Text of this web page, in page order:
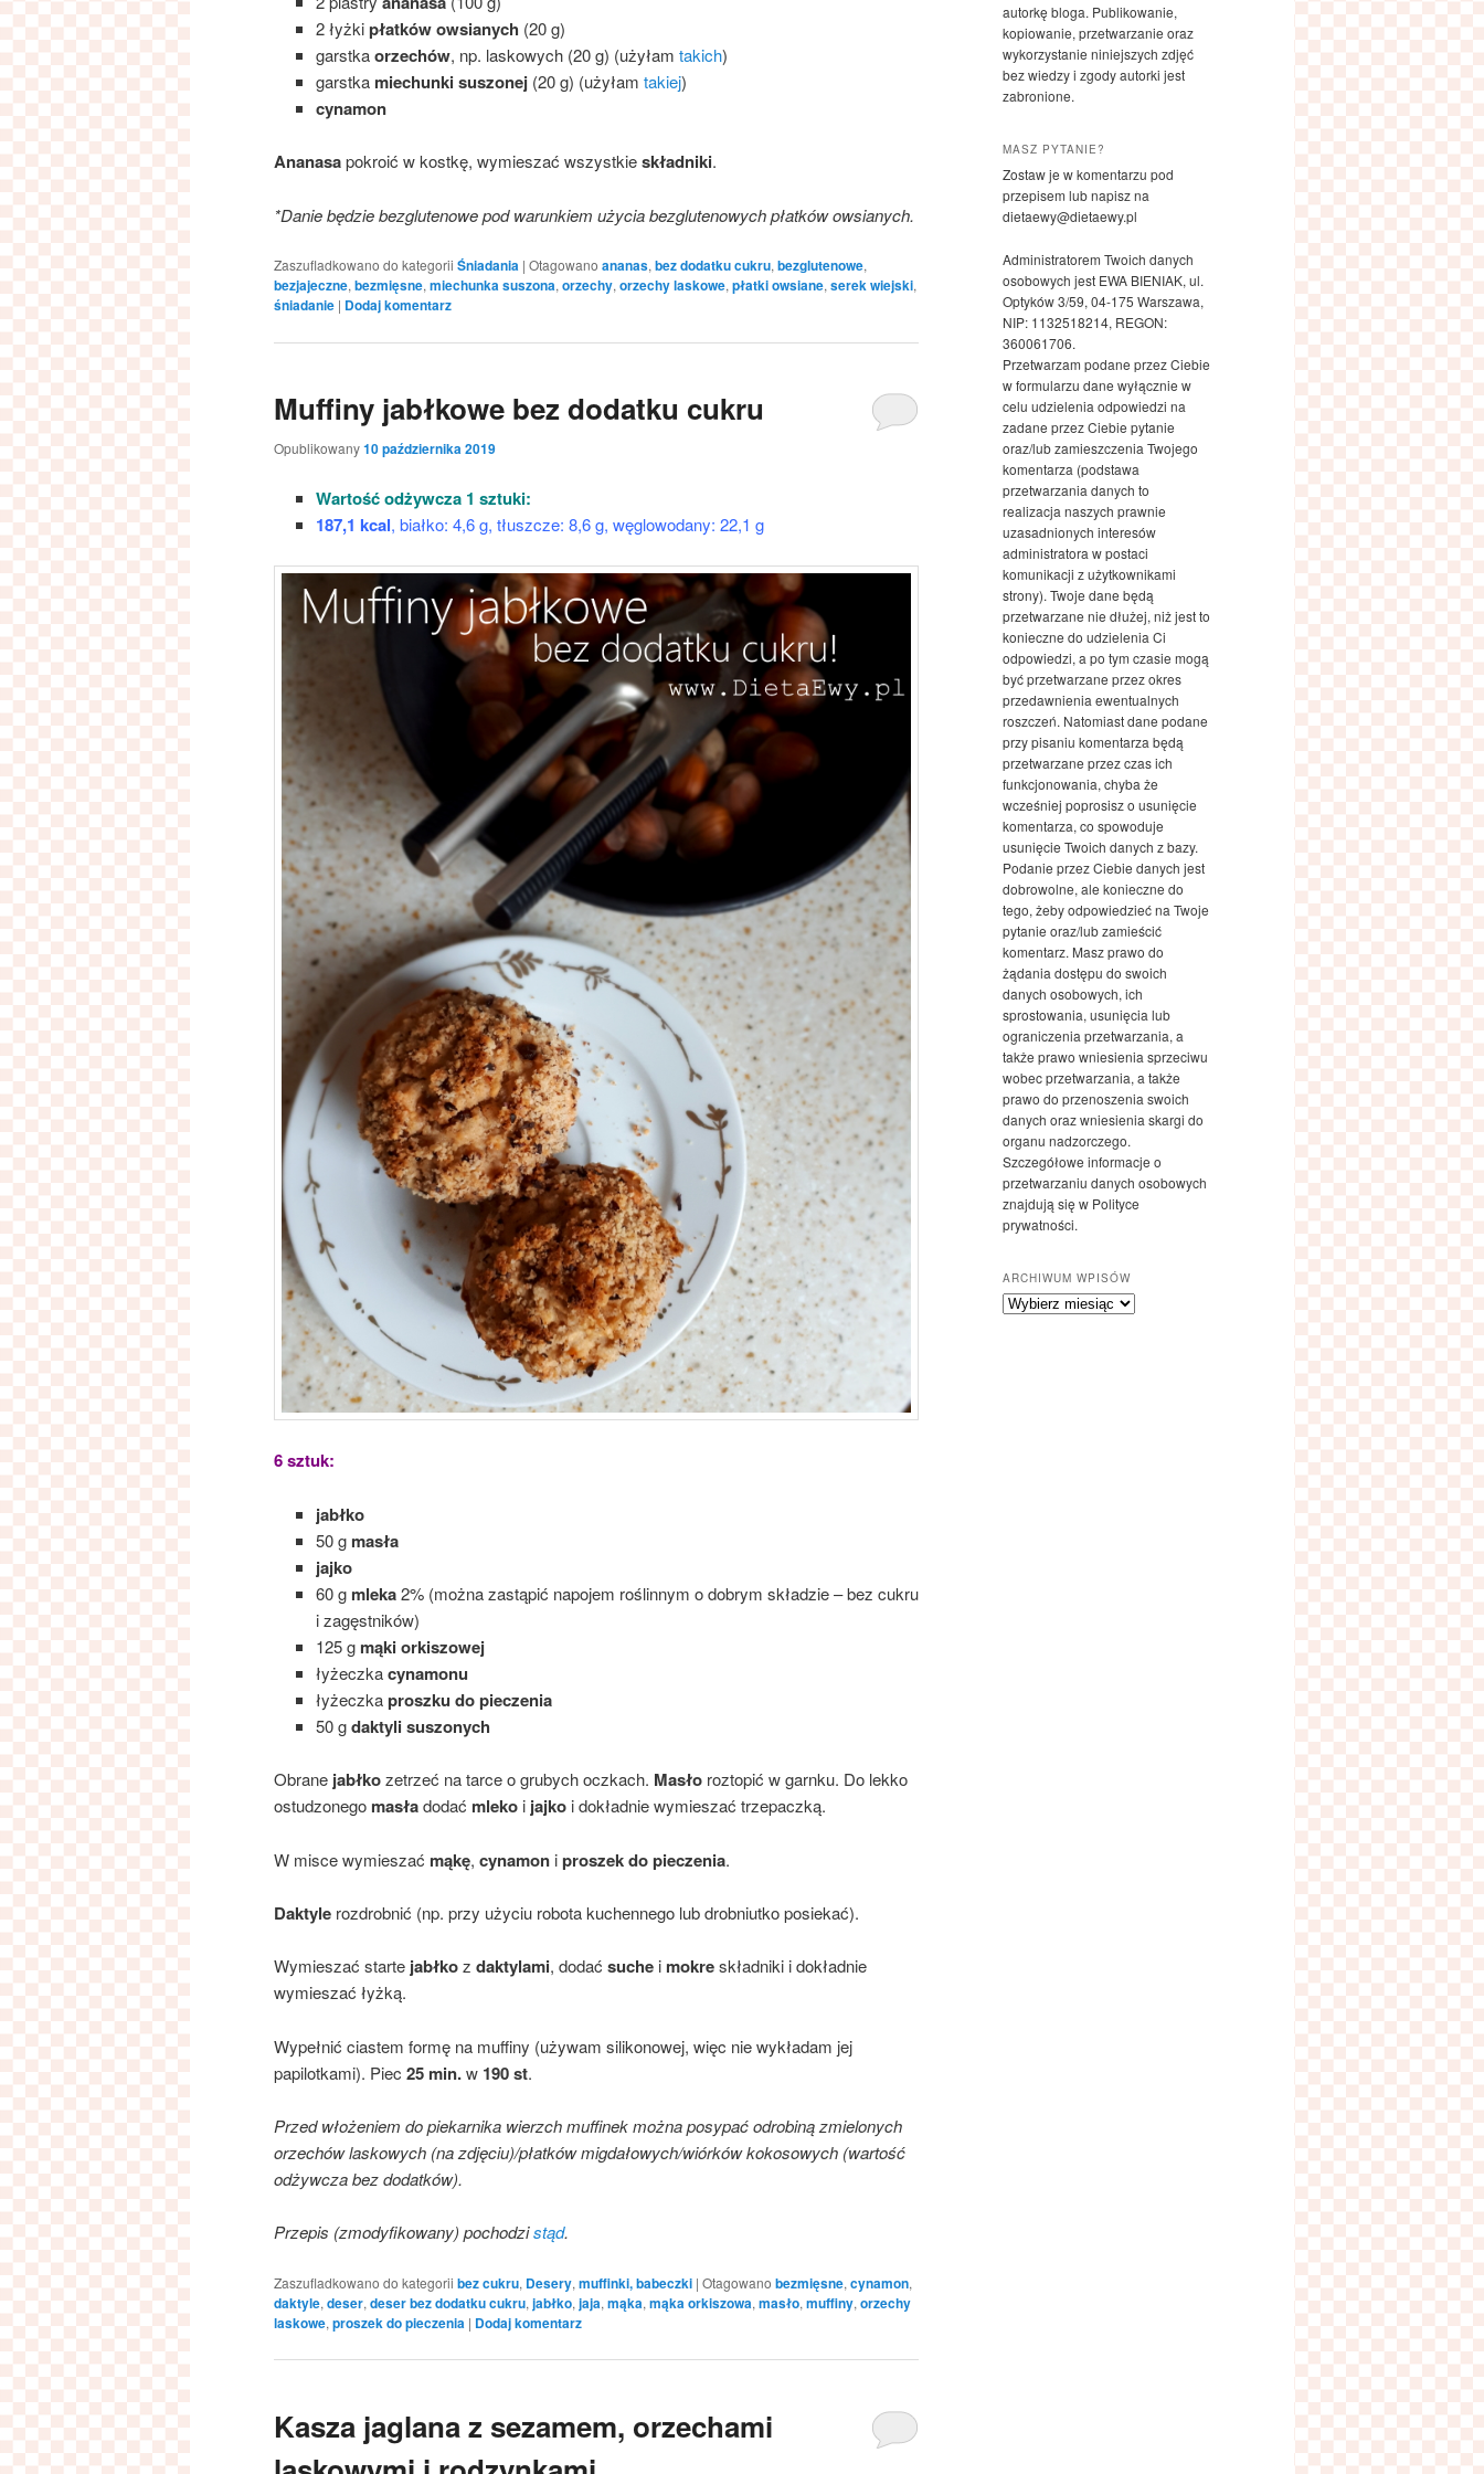
2 łyżkipłatków owsianych (20 g)
garstkaorzechów, np. laskowych (20 g) (użyłam takich)
garstka miechunki suszonej(20 g) (użyłam takiej)
cynamon
Ananasapokroić w kostkę, wymieszać wszystkieskładniki.
*Danie będzie bezglutenowe pod warunkiem użycia bezglutenowych płatków owsianych.
Zaszufladkowano do kategorii Śniadania | Otagowano ananas, bez dodatku cukru, bezglutenowe,
bezjajeczne, bezmięsne, miechunka suszona, orzechy, orzechy laskowe, płatki owsiane, serek wiejski,
śniadanie | Dodaj komentarz
Muffiny jabłkowe bez dodatku cukru
Opublikowany10 października 2019
Wartość odżywcza 1 sztuki:
187,1 kcal, białko: 4,6 g, tłuszcze: 8,6 g, węglowodany: 22,1 g
6 sztuk:
jabłko
50 g masła
jajko
60 g mleka2% (można zastąpić napojem roślinnym o dobrym składzie – bez cukru
i zagęstników)
125 g mąki orkiszowej
łyżeczkacynamonu
łyżeczkaproszku do pieczenia
50 gdaktyli suszonych
Obrane jabłkozetrzeć na tarce o grubych oczkach. Masło roztopić w garnku. Do lekko
ostudzonego masładodać mleko i jajko i dokładnie wymieszać trzepaczką.
W misce wymieszać mąkę, cynamon iproszek do pieczenia.
Daktyle rozdrobnić (np. przy użyciu robota kuchennego lub drobniutko posiekać).
Wymieszać starte jabłkoz daktylami, dodać suche i mokreskładniki i dokładnie
wymieszać łyżką.
Wypełnić ciastem formę na muffiny (używam silikonowej, więc nie wykładam jej
papilotkami). Piec 25 min.w 190 st.
Przed włożeniem do piekarnika wierzch muffinek można posypać odrobiną zmielonych
orzechów laskowych (na zdjęciu)/płatków migdałowych/wiórków kokosowych (wartość
odżywcza bez dodatków).
Przepis (zmodyfikowany) pochodzistąd.
Zaszufladkowano do kategorii bez cukru, Desery, muffinki, babeczki | Otagowano bezmięsne, cynamon,
daktyle, deser, deser bez dodatku cukru, jabłko, jaja, mąka, mąka orkiszowa, masło, muffiny, orzechy
laskowe, proszek do pieczenia | Dodaj komentarz
Kasza jaglana z sezamem, orzechami
autorkę bloga. Publikowanie,
kopiowanie, przetwarzanie oraz
wykorzystanie niniejszych zdjęć
bez wiedzy i zgody autorki jest
zabronione.
MASZ PYTANIE?
Zostaw je w komentarzu pod
przepisem lub napisz na
dietaewy@dietaewy.pl
Administratorem Twoich danych
osobowych jest EWA BIENIAK, ul.
Optyków 3/59, 04-175 Warszawa,
NIP: 1132518214, REGON:
360061706.
Przetwarzam podane przez Ciebie
w formularzu dane wyłącznie w
celu udzielenia odpowiedzi na
zadane przez Ciebie pytanie
oraz/lub zamieszczenia Twojego
komentarza (podstawa
przetwarzania danych to
realizacja naszych prawnie
uzasadnionych interesów
administratora w postaci
komunikacji z użytkownikami
strony). Twoje dane będą
przetwarzane nie dłużej, niż jest to
konieczne do udzielenia Ci
odpowiedzi, a po tym czasie mogą
być przetwarzane przez okres
przedawnienia ewentualnych
roszczeń. Natomiast dane podane
przy pisaniu komentarza będą
przetwarzane przez czas ich
funkcjonowania, chyba że
wcześniej poprosisz o usunięcie
komentarza, co spowoduje
usunięcie Twoich danych z bazy.
Podanie przez Ciebie danych jest
dobrowolne, ale konieczne do
tego, żeby odpowiedzieć na Twoje
pytanie oraz/lub zamieścić
komentarz. Masz prawo do
żądania dostępu do swoich
danych osobowych, ich
sprostowania, usunięcia lub
ograniczenia przetwarzania, a
także prawo wniesienia sprzeciwu
wobec przetwarzania, a także
prawo do przenoszenia swoich
danych oraz wniesienia skargi do
organu nadzorczego.
Szczegółowe informacje o
przetwarzaniu danych osobowych
znajdują się w Polityce
prywatności.
ARCHIWUM WPISÓW
Archiwum